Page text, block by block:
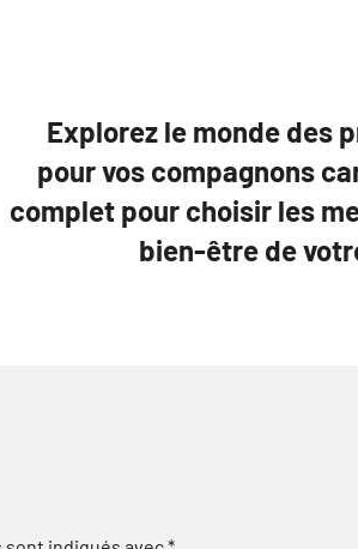
Explorez le monde des
pour vos compagnons
complet pour choisir les
bien-être de